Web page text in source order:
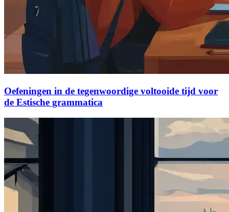
Oefeningen in de tegenwoordige voltooide tijd voor
de Estische grammatica